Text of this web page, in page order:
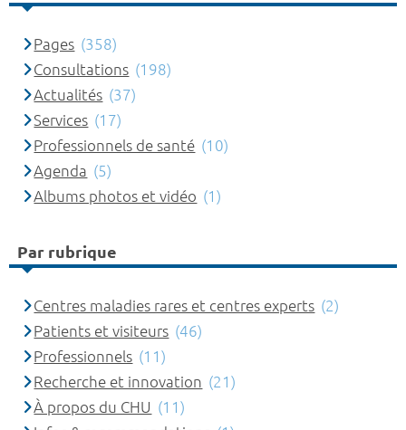
Pages (358)
Consultations (198)
Actualités (37)
Services (17)
Professionnels de santé (10)
Agenda (5)
Albums photos et vidéo (1)
Par rubrique
Centres maladies rares et centres experts (2)
Patients et visiteurs (46)
Professionnels (11)
Recherche et innovation (21)
À propos du CHU (11)